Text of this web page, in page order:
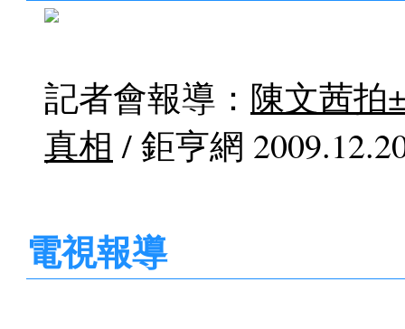
記者會報導： 陳文茜拍
真相 / 鉅亨網
電視報導